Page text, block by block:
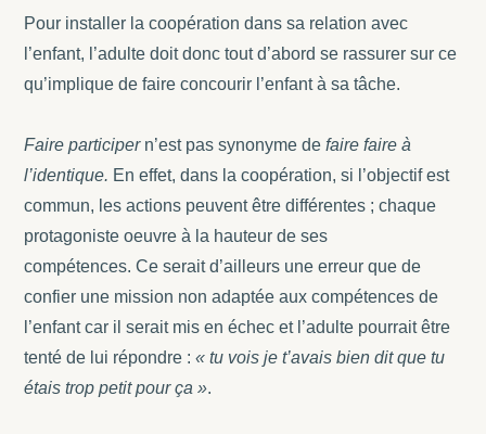
Pour installer la coopération dans sa relation avec
l’enfant, l’adulte doit donc tout d’abord se rassurer sur ce
qu’implique de faire concourir l’enfant à sa tâche.
Faire participer n’est pas synonyme defaire faire à
l’identique. En effet, dans la coopération, si l’objectif est
commun, les actions peuvent être différentes ; chaque
protagoniste oeuvre à la hauteur de ses
compétences.Ce serait d’ailleurs une erreur que de
confier une mission non adaptée aux compétences de
l’enfant car il serait mis en échec et l’adulte pourrait être
tenté de lui répondre :« tu vois je t’avais bien dit que tu
étais trop petit pour ça ».